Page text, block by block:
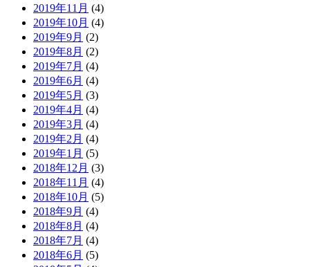
2019年11月 (4)
2019年10月 (4)
2019年9月 (2)
2019年8月 (2)
2019年7月 (4)
2019年6月 (4)
2019年5月 (3)
2019年4月 (4)
2019年3月 (4)
2019年2月 (4)
2019年1月 (5)
2018年12月 (3)
2018年11月 (4)
2018年10月 (5)
2018年9月 (4)
2018年8月 (4)
2018年7月 (4)
2018年6月 (5)